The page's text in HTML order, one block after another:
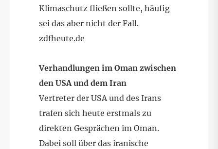
Klimaschutz fließen sollte, häufig
sei das aber nicht der Fall.
zdfheute.de
Verhandlungen im Oman zwischen
den USA und dem Iran
Vertreter der USA und des Irans
trafen sich heute erstmals zu
direkten Gesprächen im Oman.
Dabei soll über das iranische